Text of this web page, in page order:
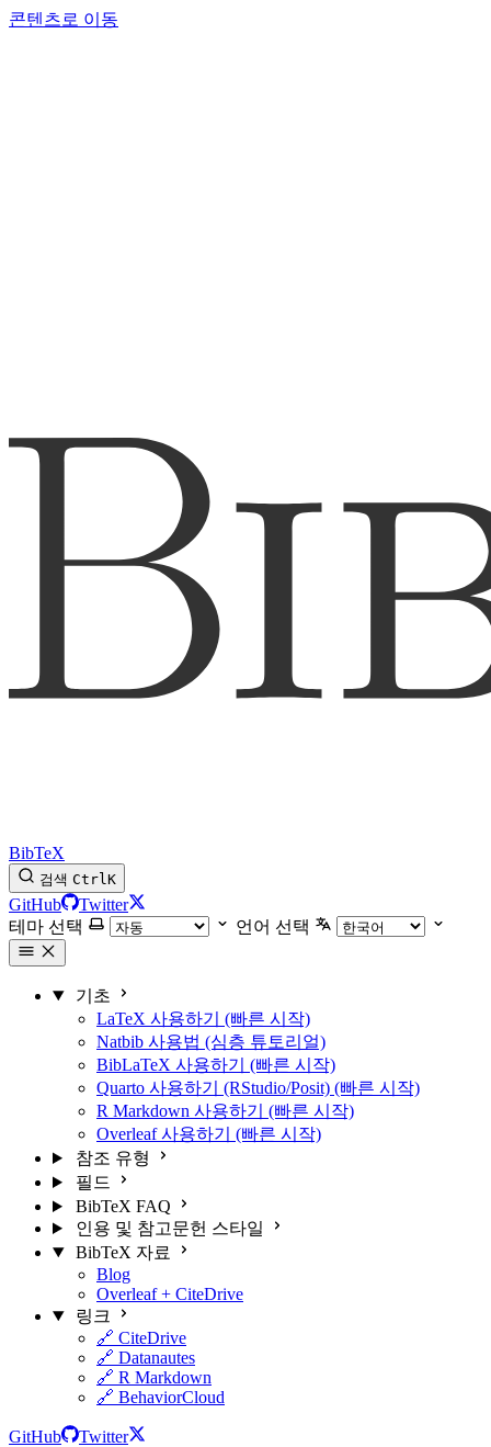
콘텐츠로 이동
BibTeX
검색 CtrlK
GitHub
Twitter
테마 선택
언어 선택
기초
LaTeX 사용하기 (빠른 시작)
Natbib 사용법 (심층 튜토리얼)
BibLaTeX 사용하기 (빠른 시작)
Quarto 사용하기 (RStudio/Posit) (빠른 시작)
R Markdown 사용하기 (빠른 시작)
Overleaf 사용하기 (빠른 시작)
참조 유형
필드
BibTeX FAQ
인용 및 참고문헌 스타일
BibTeX 자료
Blog
Overleaf + CiteDrive
링크
🔗 CiteDrive
🔗 Datanautes
🔗 R Markdown
🔗 BehaviorCloud
GitHub
Twitter